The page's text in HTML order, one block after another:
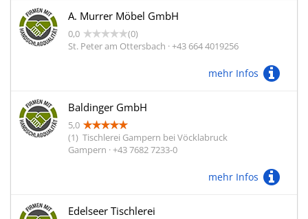
A. Murrer Möbel GmbH
0,0
(0)
St. Peter am Ottersbach · +43 664 4019256
mehr Infos
Baldinger GmbH
5,0
(1) Tischlerei Gampern bei Vöcklabruck
Gampern · +43 7682 7233-0
mehr Infos
Edelseer Tischlerei